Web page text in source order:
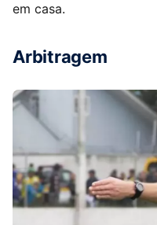
em casa.
Arbitragem